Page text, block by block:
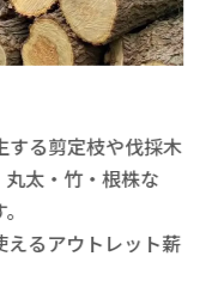
する剪定枝や伐採木
太・竹・根株な
えるアウトレット薪